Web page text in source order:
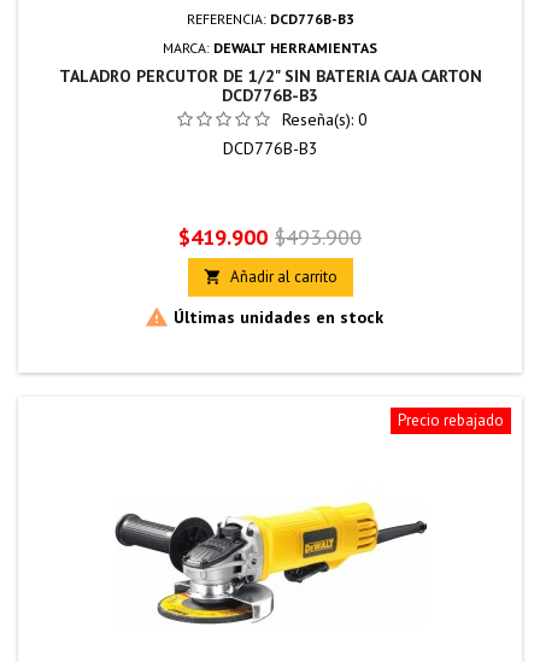
REFERENCIA: DCD776B-B3
MARCA: DEWALT HERRAMIENTAS
TALADRO PERCUTOR DE 1/2" SIN BATERIA CAJA CARTON
DCD776B-B3
Reseña(s): 0
DCD776B-B3
Precio
$419.900 Precio
base
$493.900
 Añadir al carrito
 Últimas unidades en stock
Precio rebajado